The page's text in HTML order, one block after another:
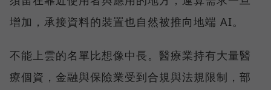
增加，承接資料的裝置也自然被推向地端 AI。
不能上雲的名單比想像中長。醫療業持有大量醫
療個資，金融與保險業受到合規與法規限制，部